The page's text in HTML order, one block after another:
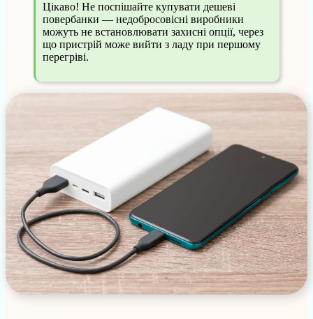
Цікаво! Не поспішайте купувати дешеві
повербанки — недобросовісні виробники
можуть не встановлювати захисні опції, через
що пристрій може вийти з ладу при першому
перегріві.